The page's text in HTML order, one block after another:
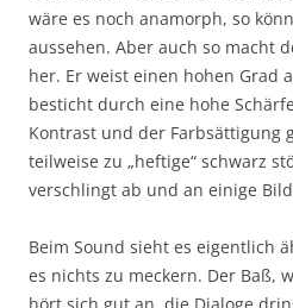
wäre es noch anamorph, so
aussehen. Aber auch so macht
her. Er weist einen hohen Grad
besticht durch eine hohe
Kontrast und der Farbsättigung
teilweise zu „heftige“ schwarz
verschlingt ab und an einige
Beim Sound sieht es eigentlich
es nichts zu meckern. Der Baß,